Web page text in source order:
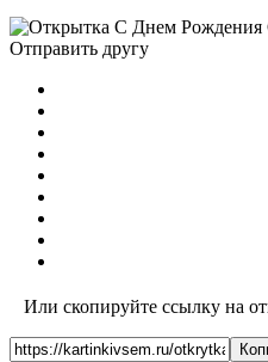
Отправить другу
Или скопируйте ссылку на